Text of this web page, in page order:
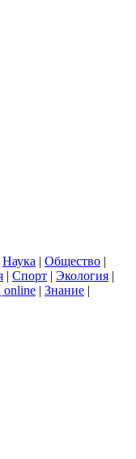
Наука | Общество |
| Спорт | Экология |
| Знание |